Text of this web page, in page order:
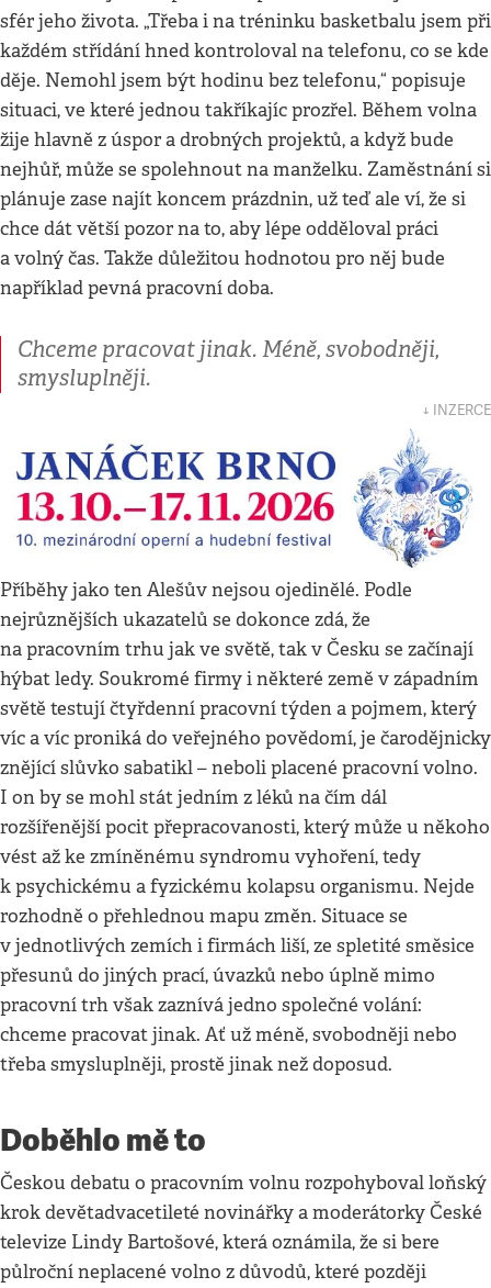
sfér jeho života. „Třeba i na tréninku basketbalu jsem při
každém střídání hned kontroloval na telefonu, co se kde
děje. Nemohl jsem být hodinu bez telefonu,“ popisuje
situaci, ve které jednou takříkajíc prozřel. Během volna
žije hlavně z úspor a drobných projektů, a když bude
nejhůř, může se spolehnout na manželku. Zaměstnání si
plánuje zase najít koncem prázdnin, už teď ale ví, že si
chce dát větší pozor na to, aby lépe odděloval práci
a volný čas. Takže důležitou hodnotou pro něj bude
například pevná pracovní doba.
Chceme pracovat jinak. Méně, svobodněji,
smysluplněji.
↓ INZERCE
Příběhy jako ten Alešův nejsou ojedinělé. Podle
nejrůznějších ukazatelů se dokonce zdá, že
na pracovním trhu jak ve světě, tak v Česku se začínají
hýbat ledy. Soukromé firmy i některé země v západním
světě testují čtyřdenní pracovní týden a pojmem, který
víc a víc proniká do veřejného povědomí, je čarodějnicky
znějící slůvko sabatikl – neboli placené pracovní volno.
I on by se mohl stát jedním z léků na čím dál
rozšířenější pocit přepracovanosti, který může u někoho
vést až ke zmíněnému syndromu vyhoření, tedy
k psychickému a fyzickému kolapsu organismu. Nejde
rozhodně o přehlednou mapu změn. Situace se
v jednotlivých zemích i firmách liší, ze spletité směsice
přesunů do jiných prací, úvazků nebo úplně mimo
pracovní trh však zaznívá jedno společné volání:
chceme pracovat jinak. Ať už méně, svobodněji nebo
třeba smysluplněji, prostě jinak než doposud.
Doběhlo mě to
Českou debatu o pracovním volnu rozpohyboval loňský
krok devětadvacetileté novinářky a moderátorky České
televize Lindy Bartošové, která oznámila, že si bere
půlroční neplacené volno z důvodů, které později